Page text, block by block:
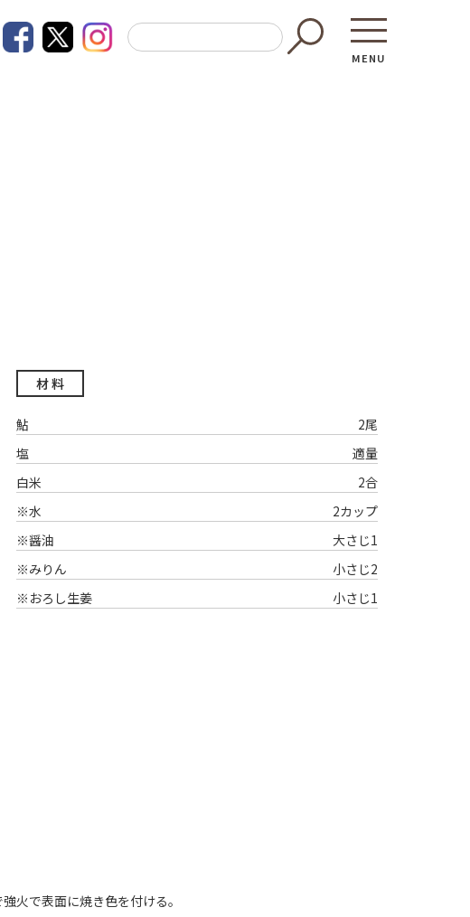
MENU
─ 農業
─ 森林・林業
─ 緒方湊の「食育クイズ」
─ 「畜産クイズ」
材 料
鮎
2尾
塩
適量
白米
2合
※水
2カップ
※醤油
大さじ1
※みりん
小さじ2
※おろし生姜
小さじ1
火で表面に焼き色を付ける。